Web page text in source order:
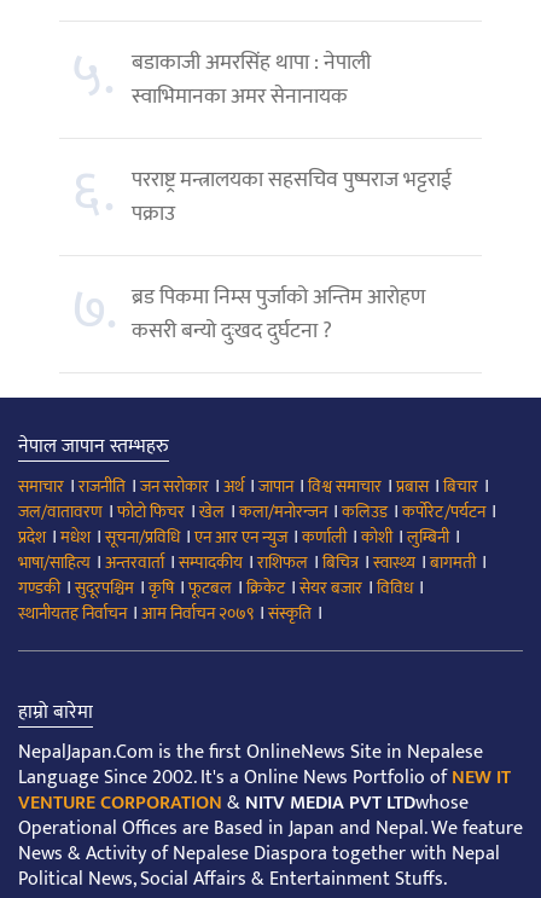
५. बडाकाजी अमरसिंह थापा : नेपाली
स्वाभिमानका अमर सेनानायक
६. परराष्ट्र मन्त्रालयका सहसचिव पुष्पराज भट्टराई
पक्राउ
७. ब्रड पिकमा निम्स पुर्जाको अन्तिम आरोहण
कसरी बन्यो दुःखद दुर्घटना ?
नेपाल जापान स्तम्भहरु
समाचार ।राजनीति ।जन सरोकार ।अर्थ।जापान।विश्व समाचार ।प्रबास।बिचार ।
जल/वातावरण ।फोटो फिचर ।खेल ।कला/मनोरन्जन।कलिउड।कर्पोरेट/पर्यटन।
प्रदेश।मधेश।सूचना/प्रविधि।एन आर एन न्युज।कर्णाली।कोशी।लुम्बिनी।
भाषा/साहित्य ।अन्तरवार्ता।सम्पादकीय ।राशिफल ।बिचित्र।स्वास्थ्य ।बागमती।
गण्डकी।सुदूरपश्चिम ।कृषि।फूटबल ।क्रिकेट।सेयर बजार ।विविध।
स्थानीयतह निर्वाचन।आम निर्वाचन २०७९ ।संस्कृति ।
हाम्रो बारेमा
NepalJapan.Com is the first OnlineNews Site in Nepalese
Language Since 2002. It's a Online News Portfolio ofNEW IT
VENTURE CORPORATION&NITV MEDIA PVT LTDwhose
Operational Offices are Based in Japan and Nepal. We feature
News & Activity of Nepalese Diaspora together with Nepal
Political News, Social Affairs & Entertainment Stuffs.